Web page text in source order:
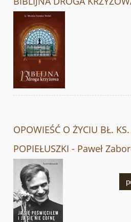
OPOWIEŚĆ O ŻYCIU BŁ. KS.
POPIEŁUSZKI - Paweł